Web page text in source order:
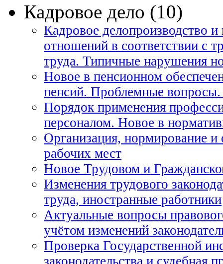
Кадровое дело (10)
Кадровое делопроизводство
отношений в соответствии с
труда. Типичные нарушения
Новое в пенсионном
пенсий. Проблемные
Порядок применения
персоналом. Новое в
Организация, нормирование
рабочих мест
Новое Трудовом и
Изменения трудового
труда, иностранные работники
Актуальные вопросы
учётом изменений
Проверка Государственной
законодательства и судебная